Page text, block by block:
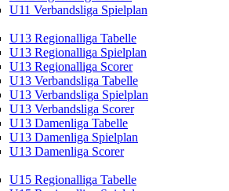
U11 Verbandsliga Spielplan
U13 Regionalliga Tabelle
U13 Regionalliga Spielplan
U13 Regionalliga Scorer
U13 Verbandsliga Tabelle
U13 Verbandsliga Spielplan
U13 Verbandsliga Scorer
U13 Damenliga Tabelle
U13 Damenliga Spielplan
U13 Damenliga Scorer
U15 Regionalliga Tabelle